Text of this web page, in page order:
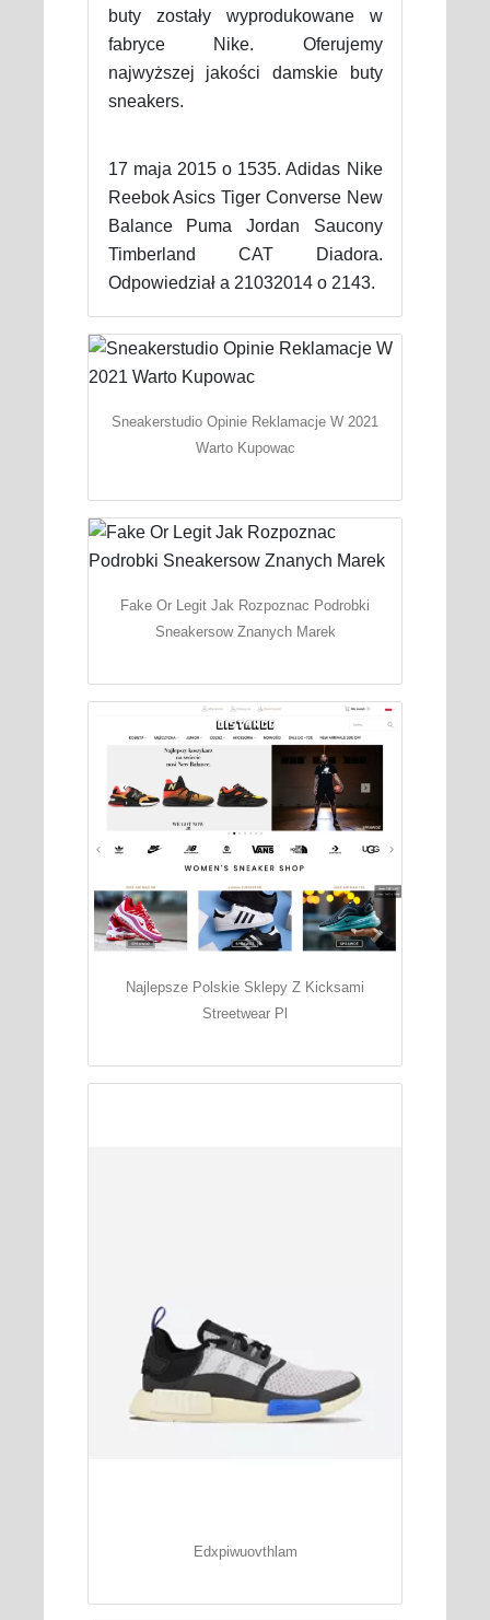
buty zostały wyprodukowane w
fabryce Nike. Oferujemy
najwyższej jakości damskie buty
sneakers.
17 maja 2015 o 1535. Adidas Nike
Reebok Asics Tiger Converse New
Balance Puma Jordan Saucony
Timberland CAT Diadora.
Odpowiedział a 21032014 o 2143.
Sneakerstudio Opinie Reklamacje W 2021
Warto Kupowac
Fake Or Legit Jak Rozpoznac Podrobki
Sneakersow Znanych Marek
Najlepsze Polskie Sklepy Z Kicksami
Streetwear Pl
Edxpiwuovthlam